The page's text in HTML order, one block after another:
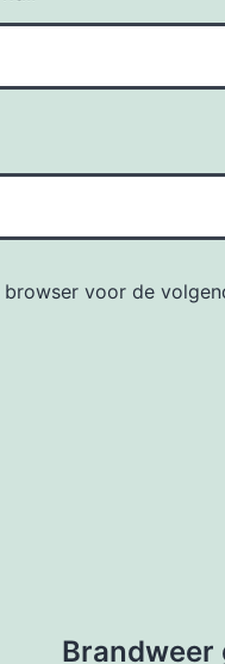
voor de
Brandweer